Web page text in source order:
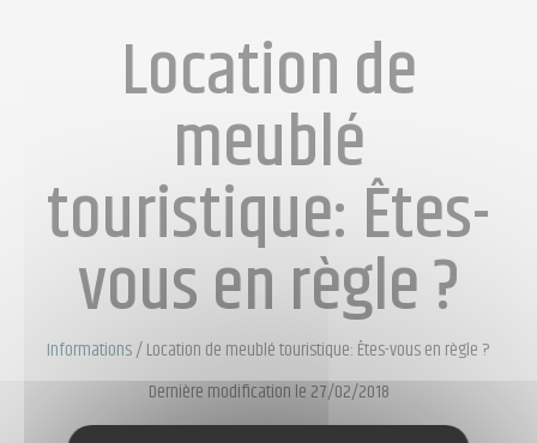
Location de
meublé
touristique: Êtes-
vous en règle ?
Informations/Location de meublé touristique: Êtes-vous en règle ?
Dernière modification le 27/02/2018